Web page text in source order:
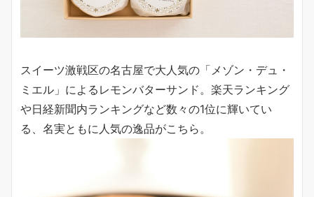
スイーツ激戦区の名古屋で大人気の「メゾン・デュ・
ミエル」によるレモンバターサンド。楽天ランキング
や日経新聞内ランキングなど数々の1位に輝いてい
る、名実ともに人気の逸品がこちら。